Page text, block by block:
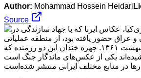
Author: Mohammad Hossein Heidari
Source